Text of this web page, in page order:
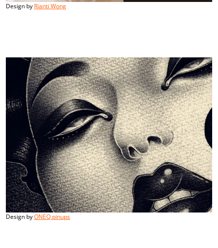
Design by Rianti Wong
Design byONEQ pinups